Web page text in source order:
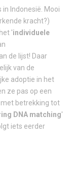
Indonesië. Mooi
kracht?)
'individuele
de lijst! Daar
van de
adoptie in het
ze pas op een
betrekking tot
DNA matching'
iets eerder